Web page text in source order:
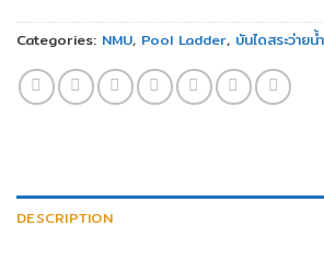
Categories: NMU, Pool Ladder, บันไดสระว่ายน้
DESCRIPTION